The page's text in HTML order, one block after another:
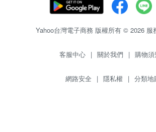
Yahoo台灣電子商務 版權所有 © 2026 服
客服中心 | 關於我們 | 購物須
網路安全 | 隱私權 | 分類地